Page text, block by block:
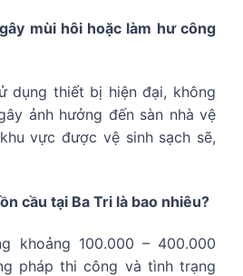
mùi hôi hoặc làm hư công
dụng thiết bị hiện đại, không
ảnh hưởng đến sàn nhà vệ
vực được vệ sinh sạch sẽ,
cầu tại Ba Tri là bao nhiêu?
khoảng 100.000 – 400.000
pháp thi công và tình trạng